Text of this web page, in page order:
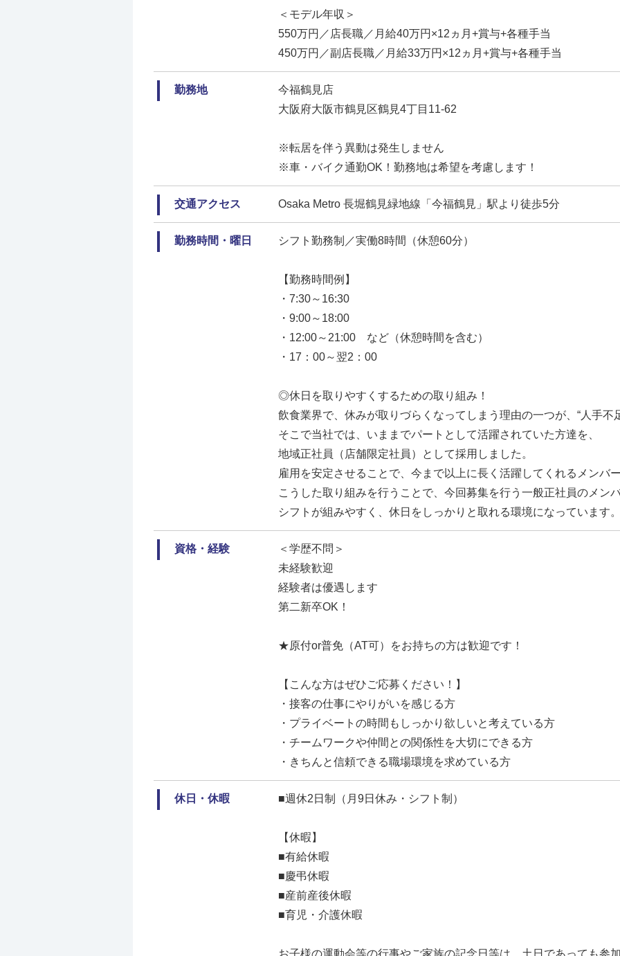
＜モデル年収＞
550万円／店長職／月給40万円×12ヵ月+賞与+各種手当
450万円／副店長職／月給33万円×12ヵ月+賞与+各種手当
勤務地
今福鶴見店
大阪府大阪市鶴見区鶴見4丁目11-62
※転居を伴う異動は発生しません
※車・バイク通勤OK！勤務地は希望を考慮します！
交通アクセス Osaka Metro 長堀鶴見緑地線「今福鶴見」駅より徒歩5分
勤務時間・曜日 シフト勤務制／実働8時間（休憩60分）
【勤務時間例】
・7:30～16:30
・9:00～18:00
・12:00～21:00 など（休憩時間を含む）
・17：00～翌2：00
◎休日を取りやすくするための取り組み！
飲食業界で、休みが取りづらくなってしまう理由の一つが、“人手不
そこで当社では、いままでパートとして活躍されていた方達を、
地域正社員（店舗限定社員）として採用しました。
雇用を安定させることで、今まで以上に長く活躍してくれるメンバ
こうした取り組みを行うことで、今回募集を行う一般正社員のメン
シフトが組みやすく、休日をしっかりと取れる環境になっています
資格・経験
＜学歴不問＞
未経験歓迎
経験者は優遇します
第二新卒OK！
★原付or普免（AT可）をお持ちの方は歓迎です！
【こんな方はぜひご応募ください！】
・接客の仕事にやりがいを感じる方
・プライベートの時間もしっかり欲しいと考えている方
・チームワークや仲間との関係性を大切にできる方
・きちんと信頼できる職場環境を求めている方
休日・休暇 ■週休2日制（月9日休み・シフト制）
【休暇】
■有給休暇
■慶弔休暇
■産前産後休暇
■育児・介護休暇
お子様の運動会等の行事やご家族の記念日等は、土日であっても参